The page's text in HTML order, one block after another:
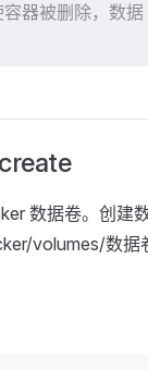
器被删除，数据
数据卷。创建
volumes/数据